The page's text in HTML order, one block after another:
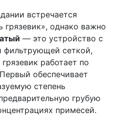
встречается
грязевик», однако важно
— это устройство с
фильтрующей сеткой,
работает по
обеспечивает
степень
грубую
примесей.